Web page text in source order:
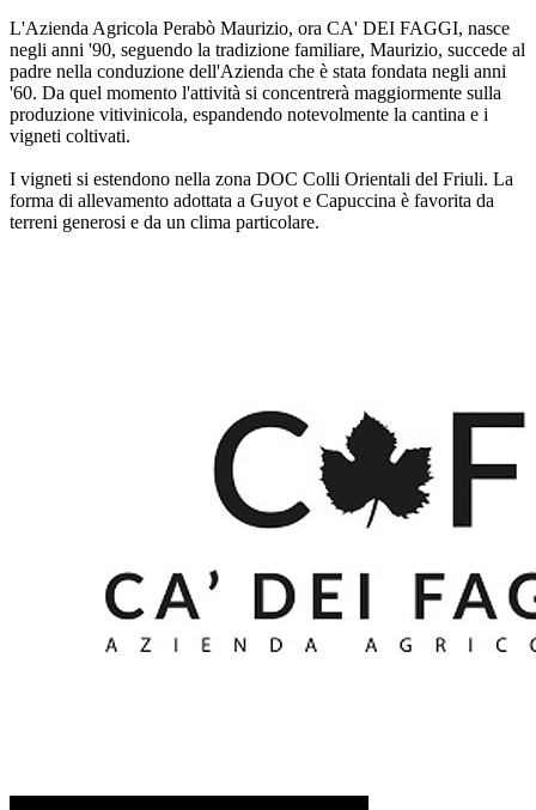
L'Azienda Agricola Perabò Maurizio, ora CA' DEI FAGGI, nasce
negli anni '90, seguendo la tradizione familiare, Maurizio, succede al
padre nella conduzione dell'Azienda che è stata fondata negli anni
'60. Da quel momento l'attività si concentrerà maggiormente sulla
produzione vitivinicola, espandendo notevolmente la cantina e i
vigneti coltivati.
I vigneti si estendono nella zona DOC Colli Orientali del Friuli. La
forma di allevamento adottata a Guyot e Capuccina è favorita da
terreni generosi e da un clima particolare.